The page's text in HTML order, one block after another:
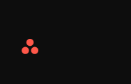
Asana